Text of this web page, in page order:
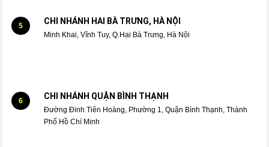
5 CHI NHÁNH HAI BÀ TRƯNG, HÀ NỘI
Minh Khai, Vĩnh Tuy, Q.Hai Bà Trưng, Hà Nội
6 CHI NHÁNH QUẬN BÌNH THẠNH
Đường Đinh Tiên Hoàng, Phường 1, Quận Bình Thạnh, Thành
Phố Hồ Chí Minh